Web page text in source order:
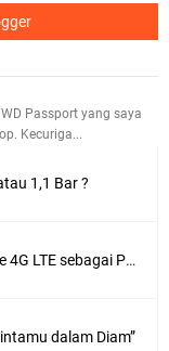
Passport yang saya
Kecuriga...
1,1 Bar ?
Cara Menjadikan HP Andromax Prime 4G LTE sebagai Perangkat Wifi Hotspot
dalam Diam”